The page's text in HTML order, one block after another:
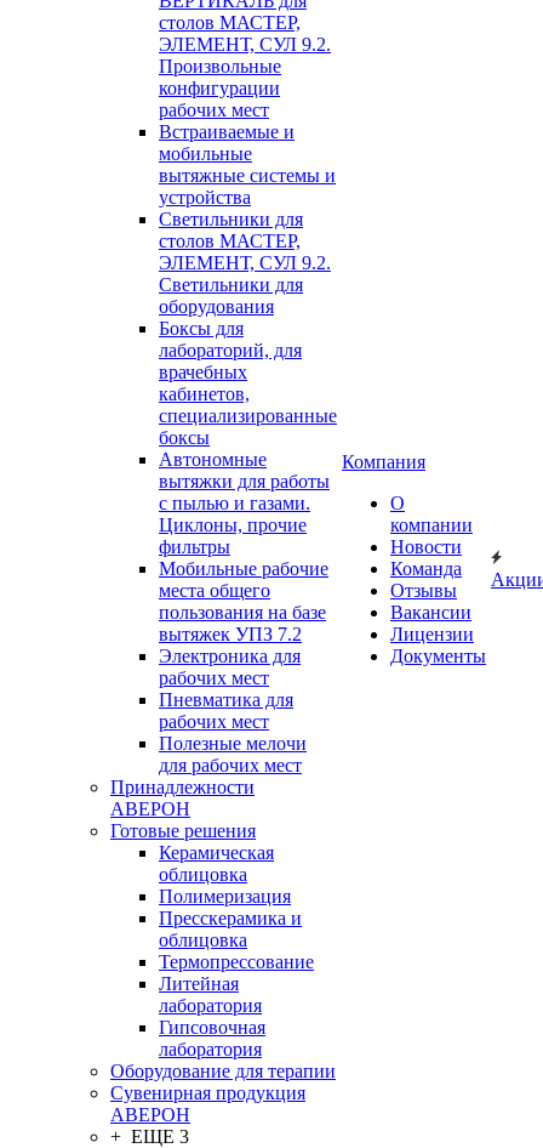
столов МАСТЕР,
ЭЛЕМЕНТ, СУЛ 9.2.
Произвольные
конфигурации
рабочих мест
Встраиваемые и
мобильные
вытяжные системы и
устройства
Светильники для
столов МАСТЕР,
ЭЛЕМЕНТ, СУЛ 9.2.
Светильники для
оборудования
Боксы для
лабораторий, для
врачебных
кабинетов,
специализированные
боксы
Автономные
вытяжки для работы
с пылью и газами.
Циклоны, прочие
фильтры
Мобильные рабочие
места общего
пользования на базе
вытяжек УПЗ 7.2
Электроника для
рабочих мест
Пневматика для
рабочих мест
Полезные мелочи
для рабочих мест
Принадлежности
АВЕРОН
Готовые решения
Керамическая
облицовка
Полимеризация
Пресскерамика и
облицовка
Термопрессование
Литейная
лаборатория
Гипсовочная
лаборатория
Оборудование для терапии
Сувенирная продукция
АВЕРОН
+ ЕЩЕ 3
Компания
О
компании
Новости
Команда
Отзывы
Вакансии
Лицензии
Документы